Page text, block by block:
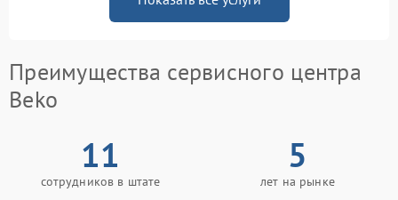
Преимущества сервисного центра
Beko
11
сотрудников в штате
5
лет на рынке